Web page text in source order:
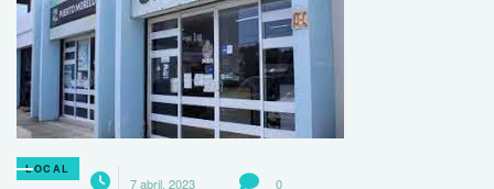
LOCAL
7 abril, 2023 0